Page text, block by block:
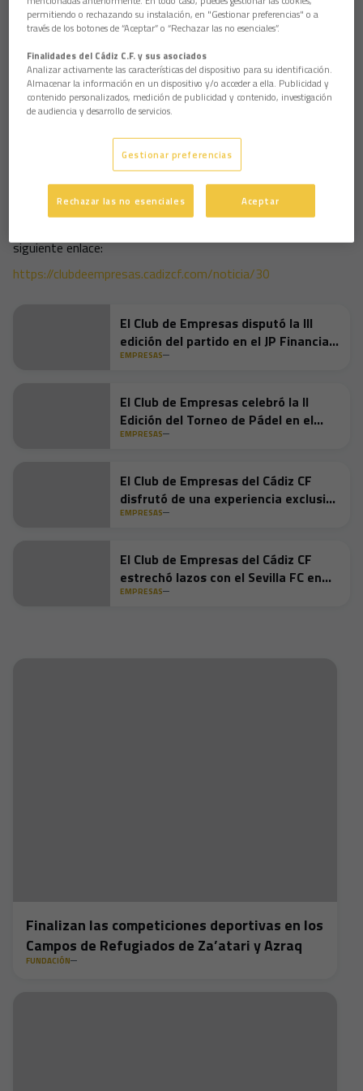
colofón, la jornada continuó con un agradable encuentro de
networking en el Pub Botánica de Conil de la Frontera, donde
los asistentes pudieron intercambiar impresiones y seguir
estrechando relaciones profesionales y personales en un
ambiente distendido.
Desde el Cádiz CF queremos agradecer la participación de
Petaca Chico, cuyo compromiso fue fundamental para el
éxito de esta iniciativa. Seguiremos trabajando para ofrecer
experiencias diferenciales que aporten valor a los miembros
de nuestro Club de Empresas.
Para revivir los mejores momentos de la jornada a través del
siguiente enlace:
https://clubdeempresas.cadizcf.com/noticia/30
El Club de Empresas disputó la III
edición del partido en el JP Financial
Estadio
EMPRESAS
El Club de Empresas celebró la II
Edición del Torneo de Pádel en el
Club La Barrosa
EMPRESAS
El Club de Empresas del Cádiz CF
disfrutó de una experiencia exclusiva
en el Circuito de Jerez durante el
EMPRESAS
El Club de Empresas del Cádiz CF
estrechó lazos con el Sevilla FC en
una jornada exclusiva de networking
EMPRESAS
Finalizan las competiciones deportivas en los
Campos de Refugiados de Za’atari y Azraq
FUNDACIÓN
permitiendo o rechazando su instalación, en "Gestionar preferencias" o a
través de los botones de “Aceptar” o “Rechazar las no esenciales”.
Finalidades del Cádiz C.F. y sus asociados
Analizar activamente las características del dispositivo para su identificación.
Almacenar la información en un dispositivo y/o acceder a ella. Publicidad y
contenido personalizados, medición de publicidad y contenido, investigación
de audiencia y desarrollo de servicios.
Gestionar preferencias
Rechazar las no esenciales Aceptar